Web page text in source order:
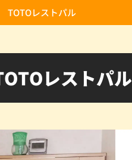
TOTOレストパル
レストパル